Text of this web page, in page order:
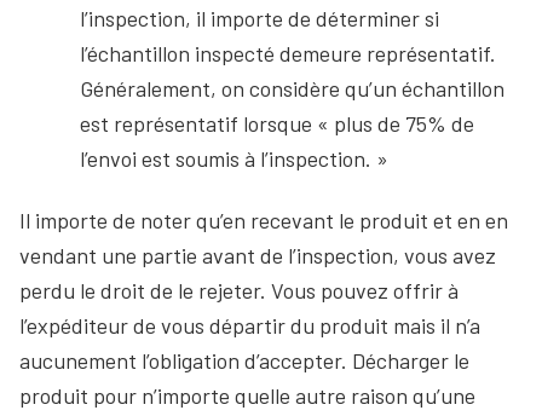
l’inspection, il importe de déterminer si
l’échantillon inspecté demeure représentatif.
Généralement, on considère qu’un échantillon
est représentatif lorsque « plus de 75% de
l’envoi est soumis à l’inspection. »
Il importe de noter qu’en recevant le produit et en en
vendant une partie avant de l’inspection, vous avez
perdu le droit de le rejeter. Vous pouvez offrir à
l’expéditeur de vous départir du produit mais il n’a
aucunement l’obligation d’accepter. Décharger le
produit pour n’importe quelle autre raison qu’une